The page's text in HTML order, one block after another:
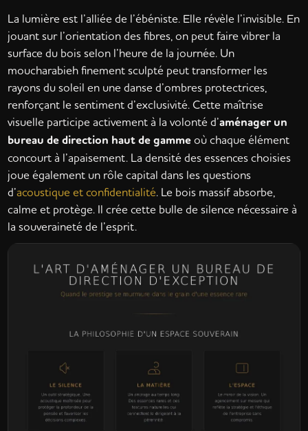
La lumière est l’alliée de l’ébéniste. Elle révèle l’invisible. En
jouant sur l’orientation des fibres, on peut faire vibrer la
surface du bois selon l’heure de la journée. Un
moucharabieh finement sculpté peut transformer les
rayons du soleil en une danse d’ombres protectrices,
renforçant le sentiment d’exclusivité. Cette maîtrise
visuelle participe activement à la volonté d’aménager un
bureau de direction haut de gammeoù chaque élément
concourt à l’apaisement. La densité des essences choisies
joue également un rôle capital dans les questions
d’acoustique et confidentialité. Le bois massif absorbe,
calme et protège. Il crée cette bulle de silence nécessaire à
la souveraineté de l’esprit.